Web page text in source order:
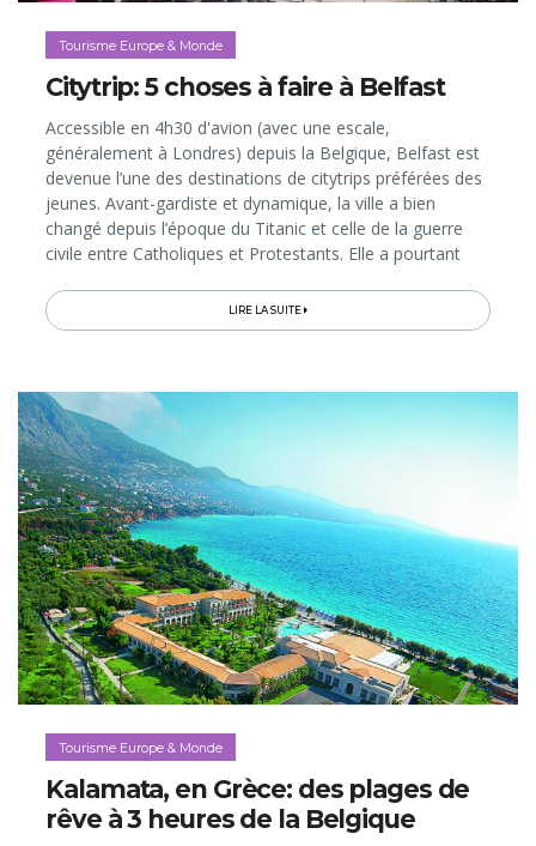
Tourisme Europe & Monde
Citytrip: 5 choses à faire à Belfast
Accessible en 4h30 d'avion (avec une escale,
généralement à Londres) depuis la Belgique, Belfast est
devenue l’une des destinations de citytrips préférées des
jeunes. Avant-gardiste et dynamique, la ville a bien
changé depuis l’époque du Titanic et celle de la guerre
civile entre Catholiques et Protestants. Elle a pourtant
font partie des découvertes incontournables à faire dans
la capitale de l’Irlande du Nord. En voici notre top 5…
LIRE LA SUITE
Tourisme Europe & Monde
Kalamata, en Grèce: des plages de
rêve à 3 heures de la Belgique